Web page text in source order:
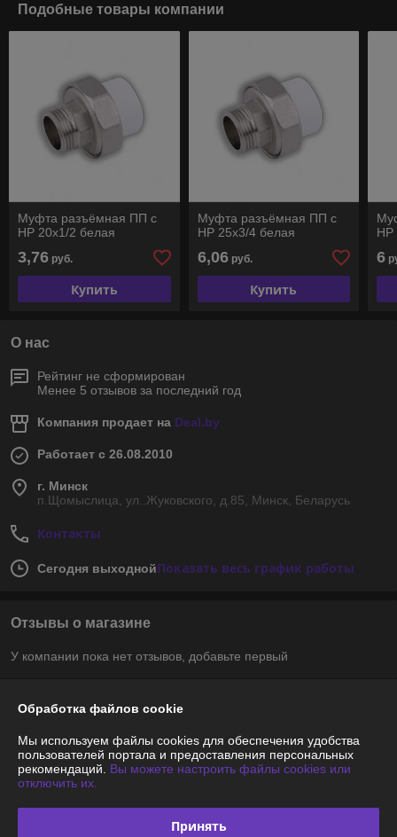
Подобные товары компании
Муфта разъёмная ПП с
НР 20х1/2 белая
3,76 руб.
Купить
Муфта разъёмная ПП с
НР 25х3/4 белая
6,06руб.
Купить
НР
6
О нас
Рейтинг не сформирован
Менее 5 отзывов за последний год
Компания продает на Deal.by
Работает с 26.08.2010
г. Минск
п.Щомыслица, ул..Жуковского, д.85, Минск, Беларусь
Контакты
Сегодня выходнойПоказать весь график работы
Отзывы о магазине
У компании пока нет отзывов, добавьте первый
О нас
Контакты
Доставка и оплата
Обработка файлов cookie
Мы используем файлы cookies для обеспечения удобства
пользователей портала и предоставления персональных
рекомендаций. Вы можете настроить файлы cookies или
отключить их.
Принять